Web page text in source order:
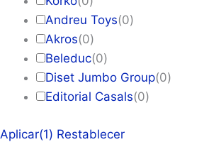
Andreu Toys(0)
Akros(0)
Beleduc(0)
Diset Jumbo Group(0)
Editorial Casals(0)
Aplicar(1) Restablecer